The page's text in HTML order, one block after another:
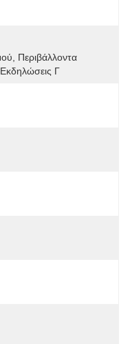
Περιβάλλοντα
Εκδηλώσεις Γ